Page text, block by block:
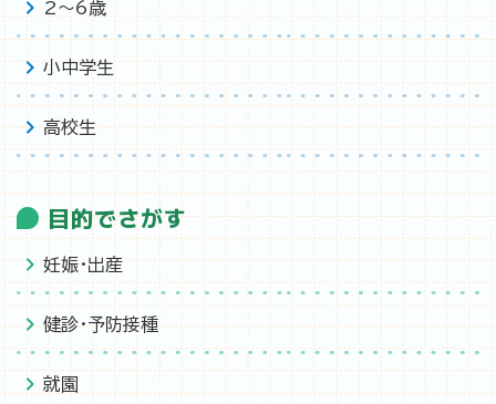
2〜6歳
小中学生
高校生
目的でさがす
妊娠・出産
健診・予防接種
就園